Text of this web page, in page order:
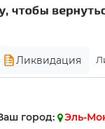
Ликвидация
город: Эль-